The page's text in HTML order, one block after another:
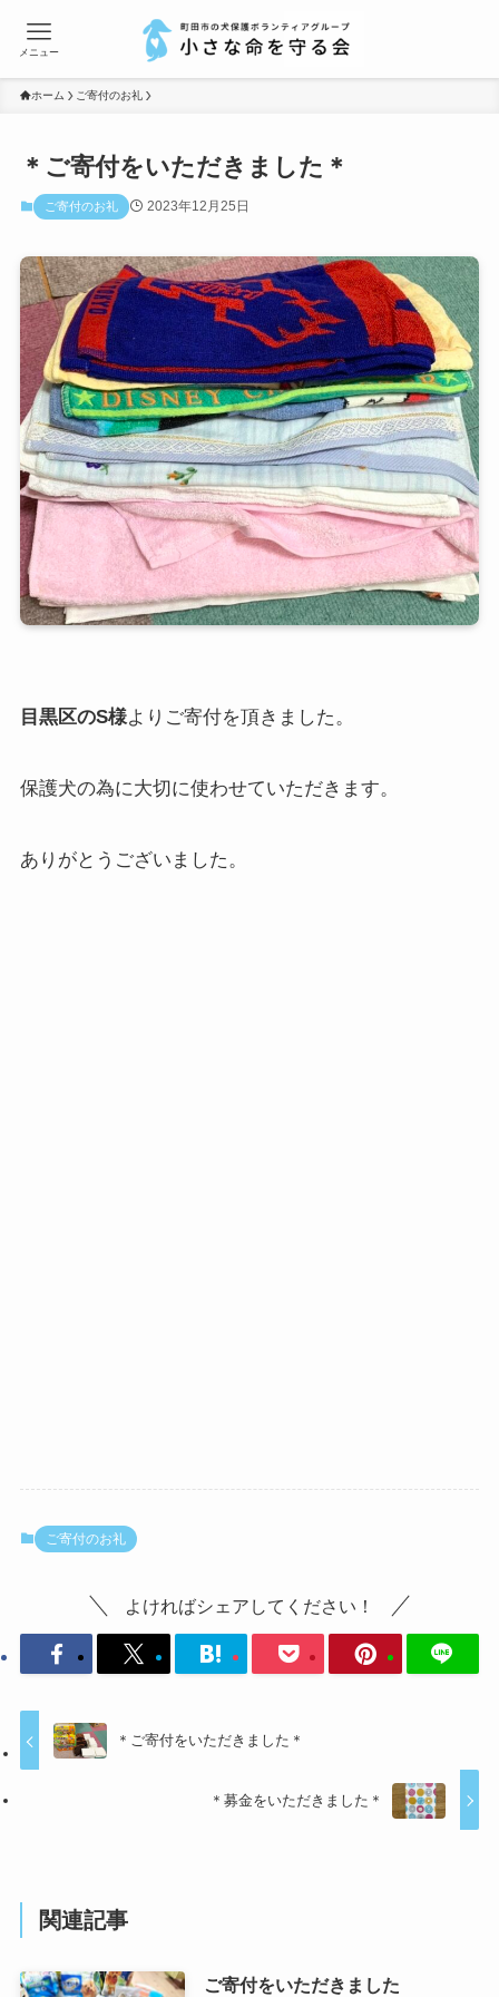
メニュー
ホーム ご寄付のお礼
＊ご寄付をいただきました＊
ご寄付のお礼 2023年12月25日
目黒区のS様よりご寄付を頂きました。
保護犬の為に大切に使わせていただきます。
ありがとうございました。
ご寄付のお礼
よければシェアしてください！
＊ご寄付をいただきました＊
＊募金をいただきました＊
関連記事
ご寄付をいただきました